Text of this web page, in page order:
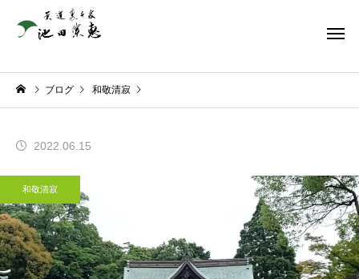
ブログ 和敬清寂
2022.06.15
和敬清寂